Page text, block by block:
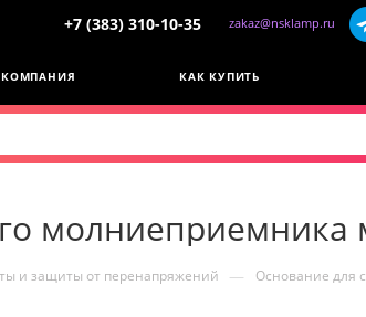
+7 (383) 310-10-35 zakaz@nsklamp.ru
КОМПАНИЯ КАК КУПИТЬ
и защиты от перенапряжений — Основание для